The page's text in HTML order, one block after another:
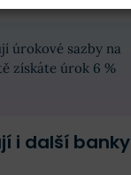
úrokové sazby na
získáte úrok 6 %
i další banky